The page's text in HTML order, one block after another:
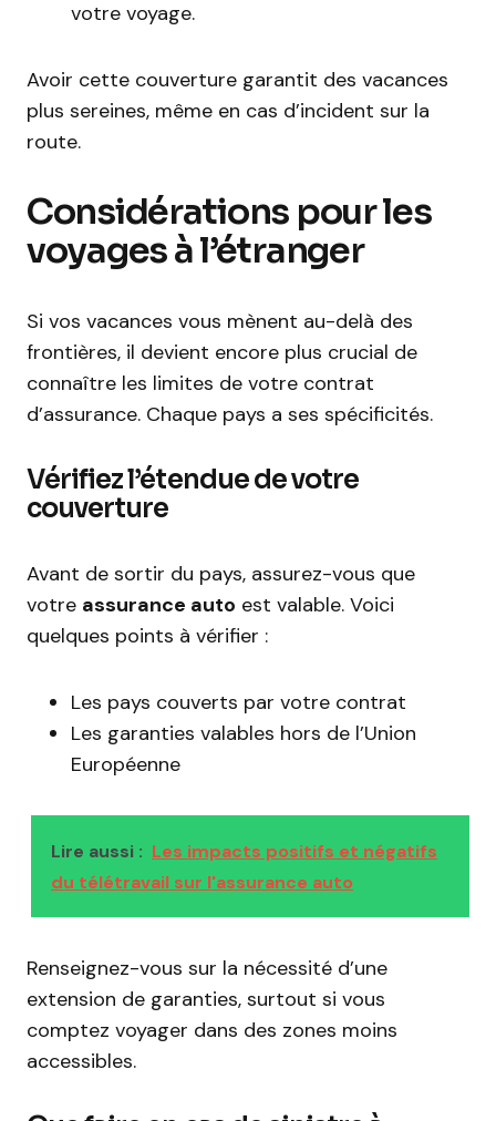
votre voyage.
Avoir cette couverture garantit des vacances
plus sereines, même en cas d’incident sur la
route.
Considérations pour les
voyages à l’étranger
Si vos vacances vous mènent au-delà des
frontières, il devient encore plus crucial de
connaître les limites de votre contrat
d’assurance. Chaque pays a ses spécificités.
Vérifiez l’étendue de votre
couverture
Avant de sortir du pays, assurez-vous que
votre assurance auto est valable. Voici
quelques points à vérifier :
Les pays couverts par votre contrat
Les garanties valables hors de l’Union
Européenne
Lire aussi : Les impacts positifs et négatifs
du télétravail sur l'assurance auto
Renseignez-vous sur la nécessité d’une
extension de garanties, surtout si vous
comptez voyager dans des zones moins
accessibles.